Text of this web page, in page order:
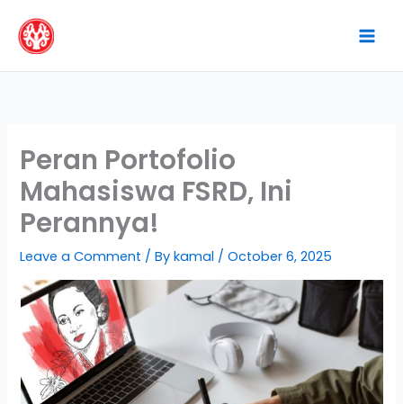
content
Peran Portofolio
Mahasiswa FSRD, Ini
Perannya!
Leave a Comment / Bykamal /October 6, 2025